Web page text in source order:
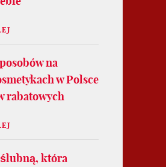
na
w Polsce
rabatowych
która